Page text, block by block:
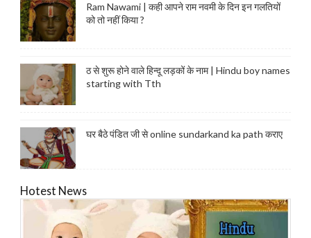
Ram Nawami | कही आपने राम नवमी के दिन इन गलतियों
को तो नहीं किया ?
ठ से शुरू होने वाले हिन्दू लड़कों के नाम | Hindu boy names
starting with Tth
घर बैठे पंडित जी से online sundarkand ka path कराए
Hotest News